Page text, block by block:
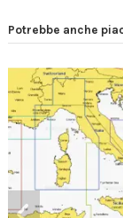
Potrebbe anche